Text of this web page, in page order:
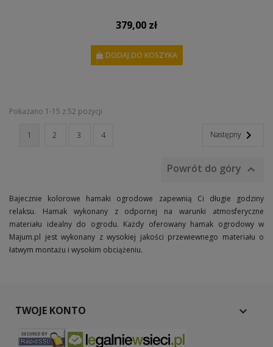
379,00 zł
DODAJ DO KOSZYKA
Pokazano 1-15 z 52 pozycji
1 2 3 4 Następny 
Powrót do góry 
Bajecznie kolorowe hamaki ogrodowe zapewnią Ci długie godziny
relaksu. Hamak wykonany z odpornej na warunki atmosferyczne
materiału idealny do ogrodu. Każdy oferowany hamak ogrodowy w
Majum.pl jest wykonany z wysokiej jakości przewiewnego materiału o
łatwym montażu i wysokim obciążeniu.
TWOJE KONTO 